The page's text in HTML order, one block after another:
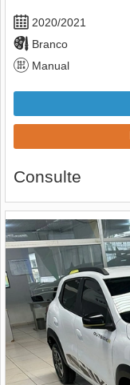
2020/2021
Branco
Manual
Consulte